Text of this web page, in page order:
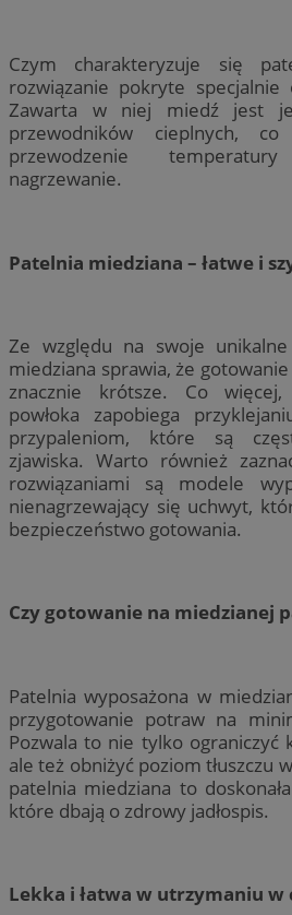
Czym charakteryzuje się
rozwiązanie pokryte specjalnie
Zawarta w niej miedź jest
przewodników cieplnych,
przewodzenie
nagrzewanie.
Patelnia miedziana – łatwe i
Ze względu na swoje unikalne
miedziana sprawia, że
znacznie krótsze. Co więcej,
powłoka zapobiega
przypaleniom, które są
zjawiska. Warto również
rozwiązaniami są modele
nienagrzewający się uchwyt,
bezpieczeństwo gotowania.
Czy gotowanie na miedzianej
Patelnia wyposażona w
przygotowanie potraw na
Pozwala to nie tylko ograniczyć
ale też obniżyć poziom tłuszczu
patelnia miedziana to
które dbają o zdrowy jadłospis.
Lekka i łatwa w utrzymaniu w